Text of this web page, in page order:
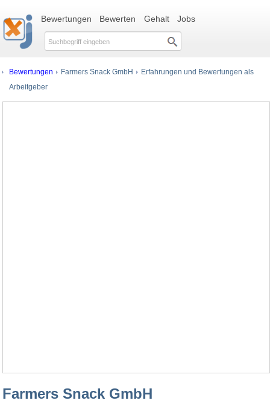
Bewertungen Bewerten Gehalt Jobs
Bewertungen Farmers Snack GmbH Erfahrungen und Bewertungen als
Arbeitgeber
Farmers Snack GmbH